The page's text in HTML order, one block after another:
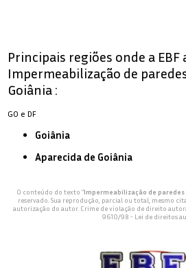
Principais regiões onde a EBF
Impermeabilização de
Goiânia :
GO e DF
Goiânia
Aparecida de Goiânia
O conteúdo do texto "Impermeabilização de paredes
reservado. Sua reprodução, parcial ou total, mesmo
autorização do autor. Crime de violação de direito
9610/98 - Lei de direitos